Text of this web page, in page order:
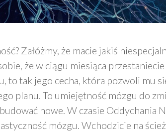
Załóżmy, że macie jakiś
że w ciągu miesiąca
to tak jego cecha, która pozwoli mu
planu. To umiejętność mózgu do
nowe. W czasie Oddychania
mózgu. Wchodzicie na